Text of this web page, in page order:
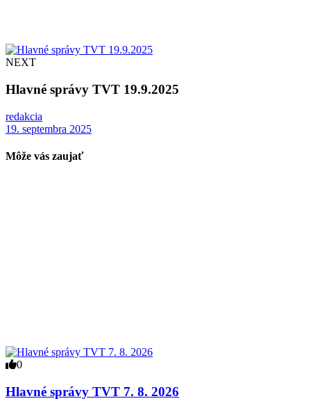
NEXT
Hlavné správy TVT 19.9.2025
redakcia
19. septembra 2025
Môže vás zaujať
0
Hlavné správy TVT 7. 8. 2026